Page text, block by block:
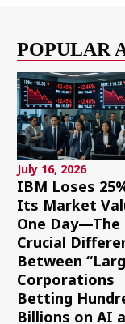
POPULAR
July 16, 2026
IBM Loses
Its Market
One Day—The
Crucial
Between
Corporations
Betting
Billions on AI